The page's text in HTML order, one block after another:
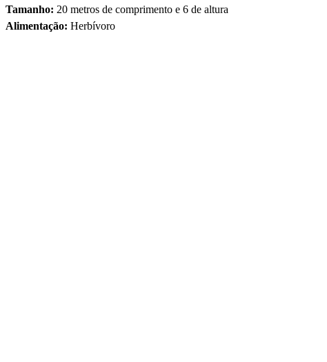
Tamanho: 20 metros de comprimento e 6 de altura
Alimentação: Herbívoro